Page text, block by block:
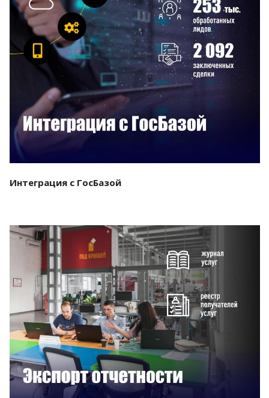
Смотреть проект
Интеграция с ГосБазой
Смотреть проект